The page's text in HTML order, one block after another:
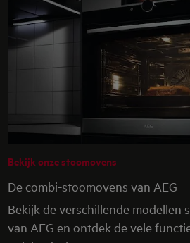
Bekijk onze stoomovens
De combi-stoomovens van AEG
Bekijk de verschillende modellen
van AEG en ontdek de vele